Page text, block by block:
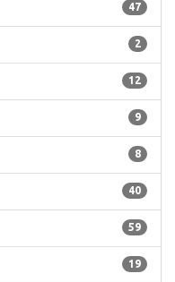
47
2
12
9
8
40
59
19